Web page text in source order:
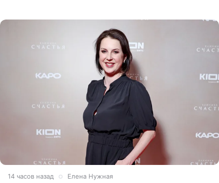
14 часов назад Елена Нужная